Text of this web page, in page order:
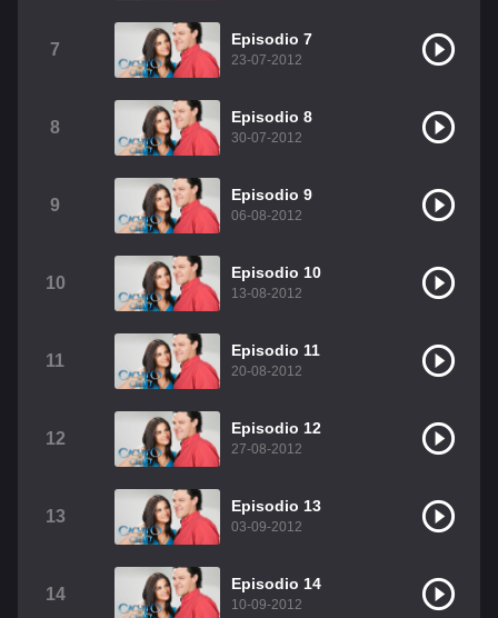
Christian Chavez
Dulce María
RBD Como Assistir Legendado
7
Episodio 7
23-07-2012
8
Episodio 8
30-07-2012
9
Episodio 9
06-08-2012
10
Episodio 10
13-08-2012
11
Episodio 11
20-08-2012
12
Episodio 12
27-08-2012
13
Episodio 13
03-09-2012
14
Episodio 14
10-09-2012